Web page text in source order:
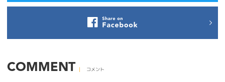
COMMENT コメント